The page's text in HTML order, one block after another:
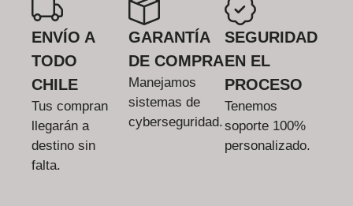
ENVÍO A
TODO
CHILE
Tus compran
llegarán a
destino sin
falta.
GARANTÍA
DE COMPRA
Manejamos
sistemas de
cyberseguridad.
SEGURIDAD
EN EL
PROCESO
Tenemos
soporte 100%
personalizado.